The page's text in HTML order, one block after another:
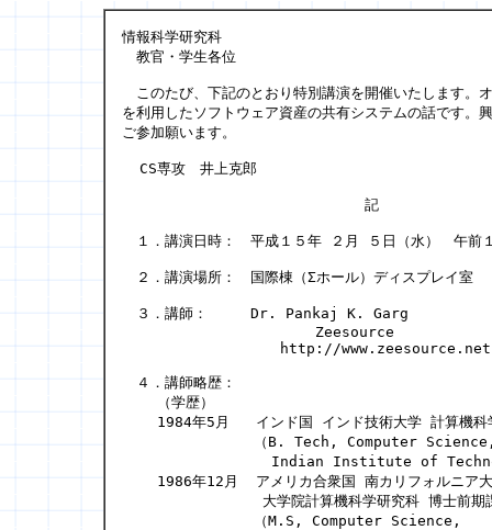
情報科学研究科
教官・学生各位
このたび、下記のとおり特別講演を開催いたします。
を利用したソフトウェア資産の共有システムの話です。
ご参加願います。
  CS専攻　井上克郎
記
１．講演日時：　平成１５年 ２月 ５日（水）　午前
２．講演場所：　国際棟（Σホール）ディスプレイ室
３．講師：　　　Dr. Pankaj K. Garg
４．講師略歴：
    （学歴）
1984年5月   インド国 インド技術大学 計算機科
（B. Tech, Computer
Indian Institute of
1986年12月  アメリカ合衆国 南カリフォルニア
大学院計算機科学研究科 博士前期
               （M.S, Computer Science,